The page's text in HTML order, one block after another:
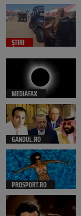
ȘTIRI
MEDIAFAX
GANDUL.RO
PROSPORT.RO